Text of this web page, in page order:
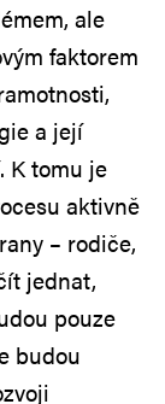
ale
faktorem
a její
K tomu je
aktivně
– rodiče,
jednat,
pouze
budou